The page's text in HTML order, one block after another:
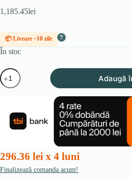
1,185.45lei
📦 Livrare ~10 zile ?
În stoc
Cantitate
Masa
TINO
cm,
nuanță
Adaugă
296.36 lei x 4 luni
Finalizează comanda acum!